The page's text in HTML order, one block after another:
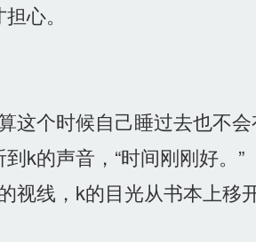
心。
个时候自己睡过去也不会
k的声音，“时间刚刚好。”
视线，k的目光从书本上移